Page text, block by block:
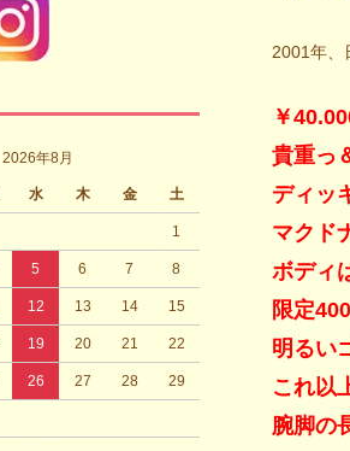
2026年8月
水 木 金 土
1
5 6 7 8
12 13 14 15
19 20 21 22
26 27 28 29
2001年、
￥
貴重っ
ディッ
マクド
ボディ
限定
明るい
これ以
腕脚の